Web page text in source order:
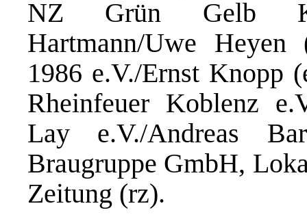
NZ Grün Gelb
Hartmann/Uwe
1986 e.V./Ernst Knopp
Rheinfeuer Koblenz
Lay e.V./Andreas
Braugruppe GmbH,
Zeitung (rz).